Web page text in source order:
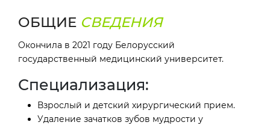
ОБЩИЕ СВЕДЕНИЯ
Окончила в 2021 году Белорусский
государственный медицинский университет.
Специализация:
Взрослый и детский хирургический прием.
Удаление зачатков зубов мудрости у